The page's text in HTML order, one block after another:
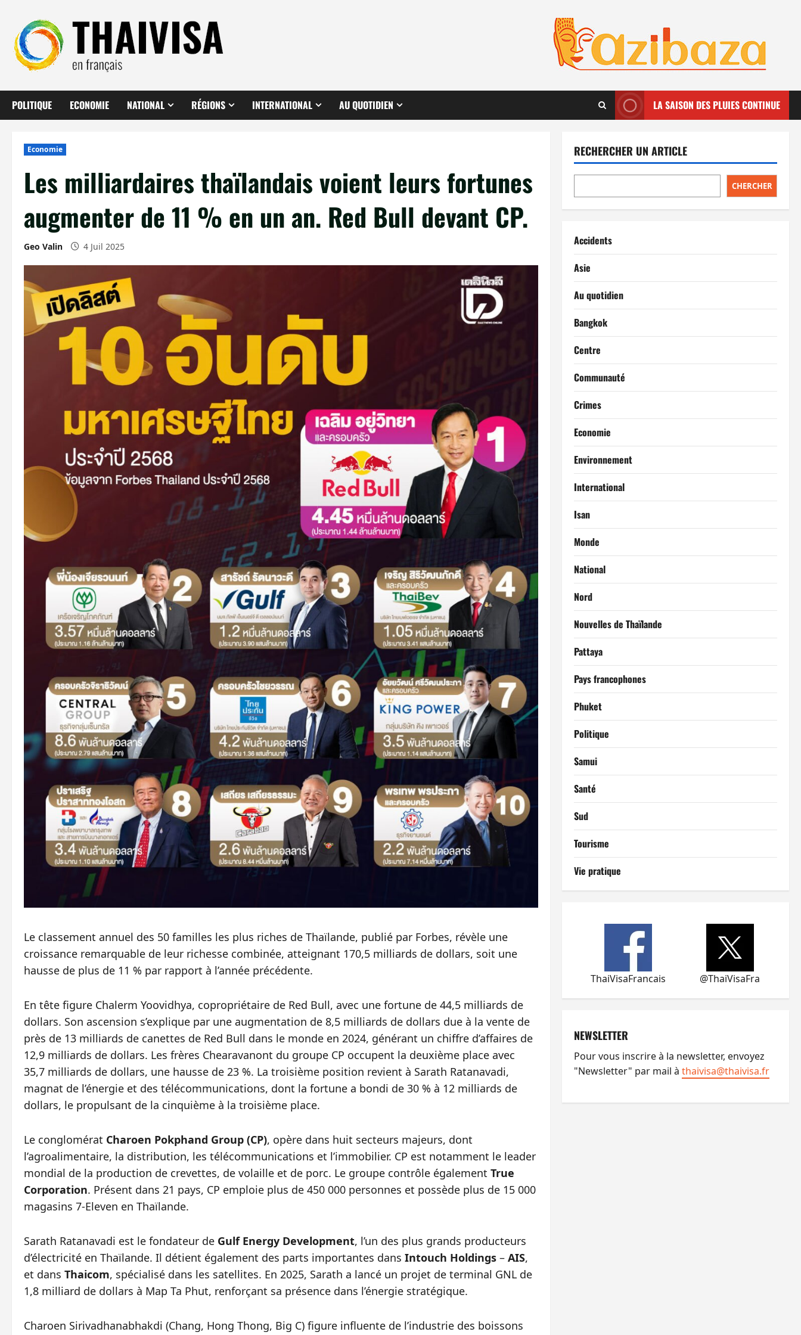
contenu
POLITIQUE ECONOMIE NATIONAL RÉGIONS INTERNATIONAL AU QUOTIDIEN LA SAISON DES PLUIES CONTINUE
Economie
Les milliardaires thaïlandais voient leurs fortunes
augmenter de 11 % en un an. Red Bull devant CP.
Geo Valin 4 Juil 2025
Le classement annuel des 50 familles les plus riches de Thaïlande, publié par Forbes, révèle une
croissance remarquable de leur richesse combinée, atteignant 170,5 milliards de dollars, soit une
hausse de plus de 11 % par rapport à l’année précédente.
En tête figure Chalerm Yoovidhya, copropriétaire de Red Bull, avec une fortune de 44,5 milliards de
dollars. Son ascension s’explique par une augmentation de 8,5 milliards de dollars due à la vente de
près de 13 milliards de canettes de Red Bull dans le monde en 2024, générant un chiffre d’affaires de
12,9 milliards de dollars. Les frères Chearavanont du groupe CP occupent la deuxième place avec
35,7 milliards de dollars, une hausse de 23 %. La troisième position revient à Sarath Ratanavadi,
magnat de l’énergie et des télécommunications, dont la fortune a bondi de 30 % à 12 milliards de
dollars, le propulsant de la cinquième à la troisième place.
Le conglomérat Charoen Pokphand Group (CP), opère dans huit secteurs majeurs, dont
l’agroalimentaire, la distribution, les télécommunications et l’immobilier. CP est notamment le leader
mondial de la production de crevettes, de volaille et de porc. Le groupe contrôle également True
Corporation. Présent dans 21 pays, CP emploie plus de 450 000 personnes et possède plus de 15 000
magasins 7-Eleven en Thaïlande.
Sarath Ratanavadi est le fondateur de Gulf Energy Development, l’un des plus grands producteurs
d’électricité en Thaïlande. Il détient également des parts importantes dans Intouch Holdings – AIS,
et dans Thaicom, spécialisé dans les satellites. En 2025, Sarath a lancé un projet de terminal GNL de
1,8 milliard de dollars à Map Ta Phut, renforçant sa présence dans l’énergie stratégique.
Charoen Sirivadhanabhakdi (Chang, Hong Thong, Big C) figure influente de l’industrie des boissons
RECHERCHER UN ARTICLE
CHERCHER
Accidents
Asie
Au quotidien
Bangkok
Centre
Communauté
Crimes
Economie
Environnement
International
Isan
Monde
National
Nord
Nouvelles de Thaïlande
Pattaya
Pays francophones
Phuket
Politique
Samui
Santé
Sud
Tourisme
Vie pratique
ThaiVisaFrancais @ThaiVisaFra
NEWSLETTER
Pour vous inscrire à la newsletter, envoyez
"Newsletter" par mail à thaivisa@thaivisa.fr